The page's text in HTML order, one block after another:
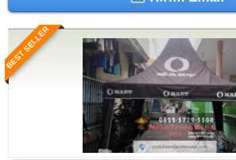
BEST SELLER